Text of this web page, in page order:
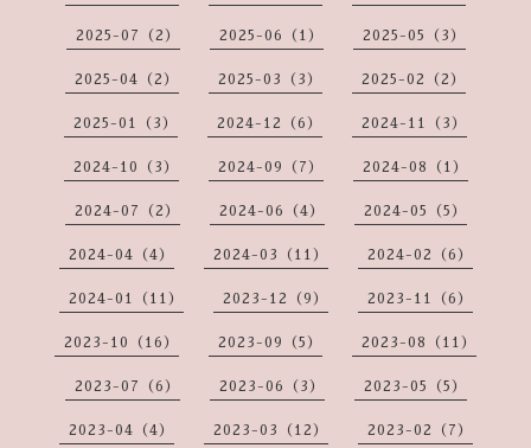
2025-07（2） 2025-06（1） 2025-05（3）
2025-04（2） 2025-03（3） 2025-02（2）
2025-01（3） 2024-12（6） 2024-11（3）
2024-10（3） 2024-09（7） 2024-08（1）
2024-07（2） 2024-06（4） 2024-05（5）
2024-04（4） 2024-03（11） 2024-02（6）
2024-01（11） 2023-12（9） 2023-11（6）
2023-10（16） 2023-09（5） 2023-08（11）
2023-07（6） 2023-06（3） 2023-05（5）
2023-04（4） 2023-03（12） 2023-02（7）